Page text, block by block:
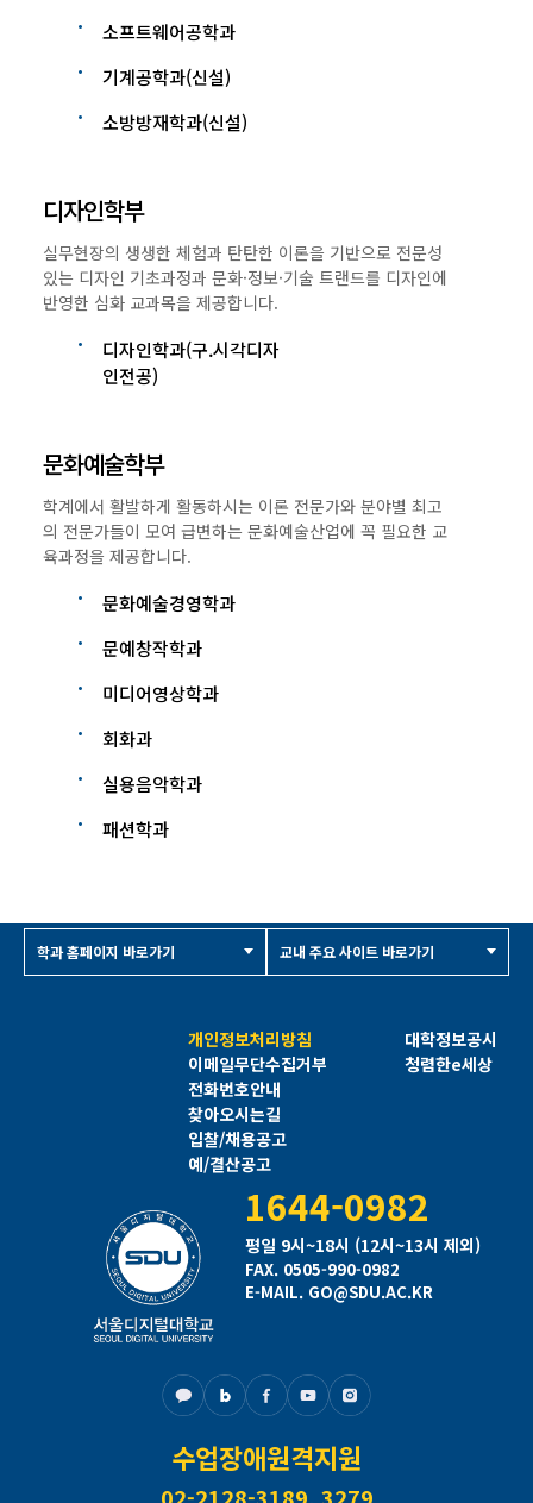
소프트웨어공학과
기계공학과(신설)
소방방재학과(신설)
디자인학부
실무현장의 생생한 체험과 탄탄한 이론을 기반으로 전문성
있는 디자인 기초과정과 문화·정보·기술 트랜드를 디자인에
반영한 심화 교과목을 제공합니다.
디자인학과(구.시각디자
인전공)
문화예술학부
학계에서 활발하게 활동하시는 이론 전문가와 분야별 최고
의 전문가들이 모여 급변하는 문화예술산업에 꼭 필요한 교
육과정을 제공합니다.
문화예술경영학과
문예창작학과
미디어영상학과
회화과
실용음악학과
패션학과
개인정보처리방침
이메일무단수집거부
전화번호안내
찾아오시는길
입찰/채용공고
예/결산공고
대학정보공시
청렴한e세상
1644-0982
평일 9시~18시 (12시~13시 제외)
FAX. 0505-990-0982
E-MAIL. GO@SDU.AC.KR
수업장애원격지원
02-2128-3189, 3279
학과 홈페이지 바로가기 교내 주요 사이트 바로가기